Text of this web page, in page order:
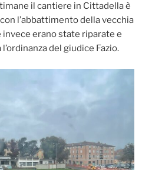
il cantiere in Cittadella è
l’abbattimento della vecchia
erano state riparate e
del giudice Fazio.